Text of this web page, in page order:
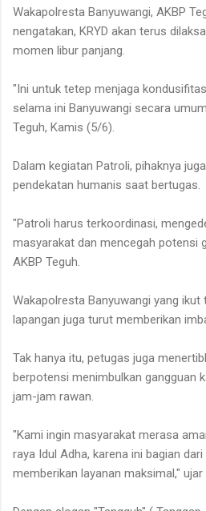
Wakapolresta Banyuwangi, AKBP
nengatakan, KRYD akan terus
momen libur panjang.
"Ini untuk tetep menjaga
selama ini Banyuwangi secara
Teguh, Kamis (5/6).
Dalam kegiatan Patroli, pihaknya
pendekatan humanis saat bertugas.
"Patroli harus terkoordinasi,
masyarakat dan mencegah potensi
AKBP Teguh.
Wakapolresta Banyuwangi yang ikut
lapangan juga turut memberikan
Tak hanya itu, petugas juga
berpotensi menimbulkan gangguan
jam-jam rawan.
"Kami ingin masyarakat merasa
raya Idul Adha, karena ini bagian
memberikan layanan maksimal," ujar